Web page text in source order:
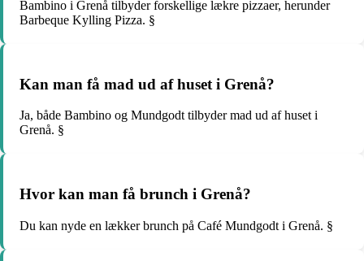
Bambino i Grenå tilbyder forskellige lækre pizzaer, herunder
Barbeque Kylling Pizza. §
Kan man få mad ud af huset i Grenå?
Ja, både Bambino og Mundgodt tilbyder mad ud af huset i
Grenå. §
Hvor kan man få brunch i Grenå?
Du kan nyde en lækker brunch på Café Mundgodt i Grenå. §